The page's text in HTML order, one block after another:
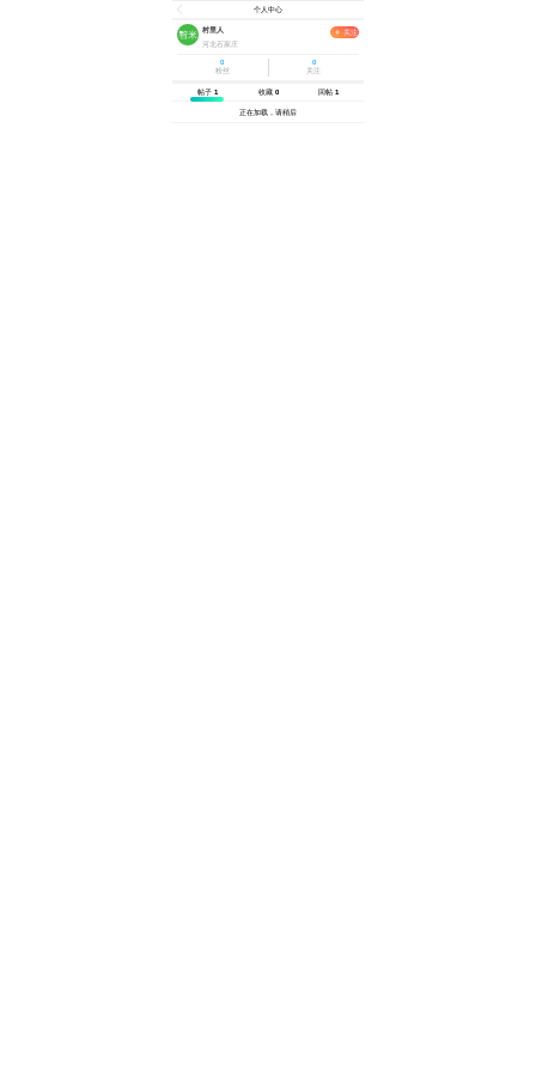
个人中心
村里人
河北石家庄
关注
0
粉丝
0
关注
帖子 1 收藏 0 回帖1
正在加载，请稍后